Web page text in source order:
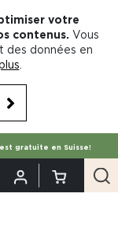
votre
contenus. Vous
des données en
gratuite en Suisse!